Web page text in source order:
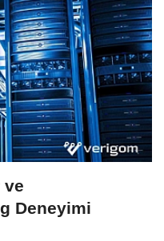
ve
Deneyimi